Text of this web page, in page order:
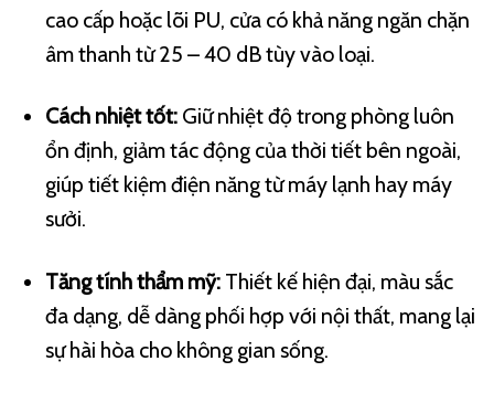
cao cấp hoặc lõi PU, cửa có khả năng ngăn chặn
âm thanh từ 25 – 40 dB tùy vào loại.
Cách nhiệt tốt:Giữ nhiệt độ trong phòng luôn
ổn định, giảm tác động của thời tiết bên ngoài,
giúp tiết kiệm điện năng từ máy lạnh hay máy
sưởi.
Tăng tính thẩm mỹ:Thiết kế hiện đại, màu sắc
đa dạng, dễ dàng phối hợp với nội thất, mang lại
sự hài hòa cho không gian sống.